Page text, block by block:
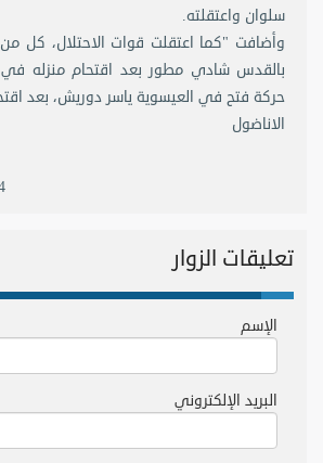
سلوان واعتقلته.
وأضافت "كما اعتقلت قوات الاحتلال، كل
بالقدس شادي مطور بعد اقتحام منزله في
حركة فتح في العيسوية ياسر دوريش، بعد
الاناضول
تعليقات الزوار
الإسم
البريد الإلكتروني